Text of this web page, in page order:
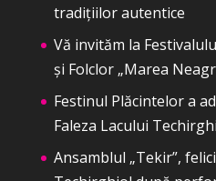
tradițiilor autentice
Vă invităm la
și Folclor „Marea
Festinul Plăcintelor a
Faleza Lacului
Ansamblul „Tekir”,